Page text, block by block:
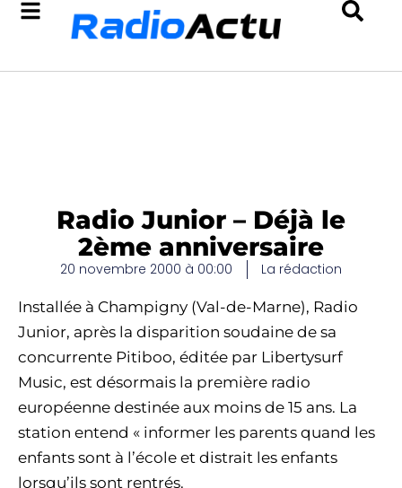
Radio Junior – Déjà le
2ème anniversaire
20 novembre 2000 à 00:00 La rédaction
Installée à Champigny (Val-de-Marne), Radio
Junior, après la disparition soudaine de sa
concurrente Pitiboo, éditée par Libertysurf
Music, est désormais la première radio
européenne destinée aux moins de 15 ans. La
station entend « informer les parents quand les
enfants sont à l’école et distrait les enfants
lorsqu’ils sont rentrés.